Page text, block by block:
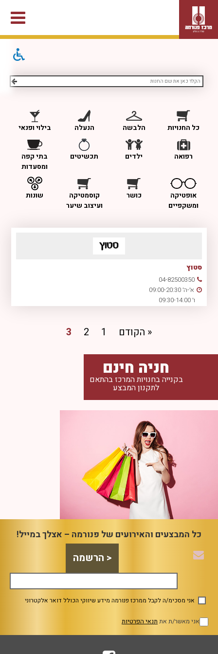
כל החנויות הלבשה הנעלה בילוי ופנאי
רפואה ילדים
שונות
תכשיטים
בתי קפה
ומסעדות
אופטיקה
ומשקפיים
כושר
קוסמטיקה
ועיצוב שיער
סטוץ
04-82500350
א׳-ה׳ 09:00-20:30
ו׳ 09:30-14:00
« הקודם 1
2
3
חניה חינם
בקנייה בחנויות המרכז בהתאם
לתקנון המבצע
כל המבצעים והאירועים של פנורמה – אצלך במייל!
אני מסכימ/ה לקבל ממרכז פנורמה מידע שיווקי הכולל דואר אלקטרוני
אני מאשר/ת את תנאי הפרטיות